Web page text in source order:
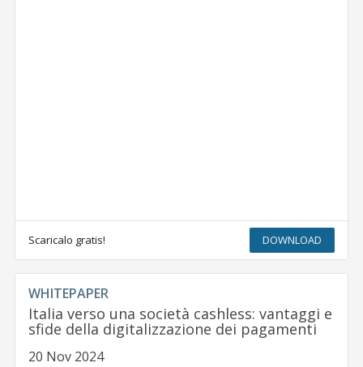
Scaricalo gratis! DOWNLOAD
WHITEPAPER
Italia verso una società cashless: vantaggi e
sfide della digitalizzazione dei pagamenti
20 Nov 2024